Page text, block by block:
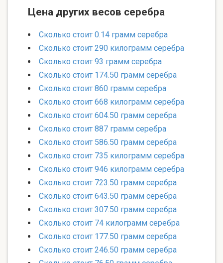
Цена других весов серебра
Сколько стоит 0.14 грамм серебра
Сколько стоит 290 килограмм серебра
Сколько стоит 93 грамм серебра
Сколько стоит 174.50 грамм серебра
Сколько стоит 860 грамм серебра
Сколько стоит 668 килограмм серебра
Сколько стоит 604.50 грамм серебра
Сколько стоит 887 грамм серебра
Сколько стоит 586.50 грамм серебра
Сколько стоит 735 килограмм серебра
Сколько стоит 946 килограмм серебра
Сколько стоит 723.50 грамм серебра
Сколько стоит 643.50 грамм серебра
Сколько стоит 307.50 грамм серебра
Сколько стоит 74 килограмм серебра
Сколько стоит 177.50 грамм серебра
Сколько стоит 246.50 грамм серебра